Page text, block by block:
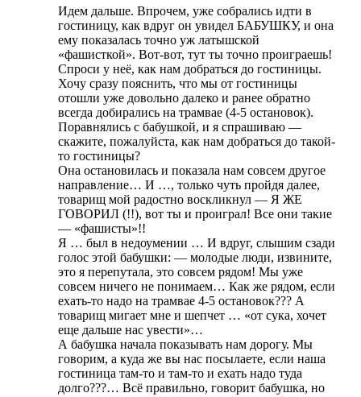
Идем дальше. Впрочем, уже собрались идти в
гостиницу, как вдруг он увидел БАБУШКУ, и она
ему показалась точно уж латышской
«фашисткой». Вот-вот, тут ты точно проиграешь!
Спроси у неё, как нам добраться до гостиницы.
Хочу сразу пояснить, что мы от гостиницы
отошли уже довольно далеко и ранее обратно
всегда добирались на трамвае (4-5 остановок).
Поравнялись с бабушкой, и я спрашиваю —
скажите, пожалуйста, как нам добраться до такой-
то гостиницы?
Она остановилась и показала нам совсем другое
направление… И …, только чуть пройдя далее,
товарищ мой радостно воскликнул — Я ЖЕ
ГОВОРИЛ (!!), вот ты и проиграл! Все они такие
— «фашисты»!!
Я … был в недоумении … И вдруг, слышим сзади
голос этой бабушки: — молодые люди, извините,
это я перепутала, это совсем рядом! Мы уже
совсем ничего не понимаем… Как же рядом, если
ехать-то надо на трамвае 4-5 остановок??? А
товарищ мигает мне и шепчет … «от сука, хочет
еще дальше нас увести»…
А бабушка начала показывать нам дорогу. Мы
говорим, а куда же вы нас посылаете, если наша
гостиница там-то и там-то и ехать надо туда
долго???… Всё правильно, говорит бабушка, но